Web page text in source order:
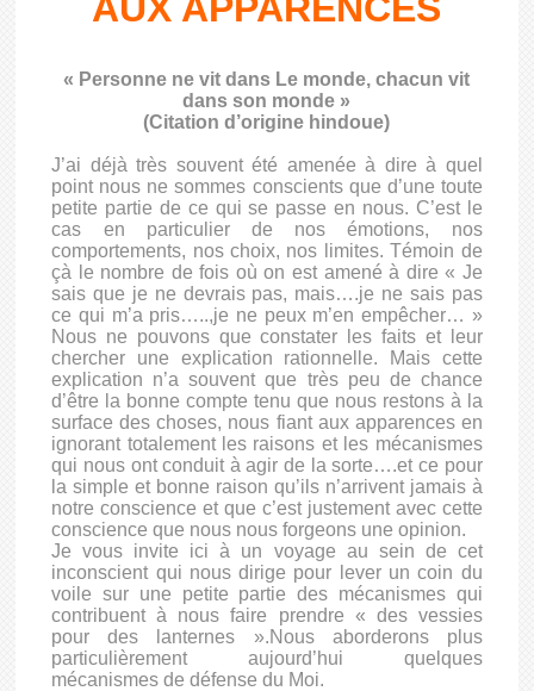
« Personne ne vit dans Le monde, chacun vit
dans son monde »
(Citation d’origine hindoue)
J’ai déjà très souvent été amenée à dire à quel
point nous ne sommes conscients que d’une toute
petite partie de ce qui se passe en nous. C’est le
cas en particulier de nos émotions, nos
comportements, nos choix, nos limites. Témoin de
çà le nombre de fois où on est amené à dire « Je
sais que je ne devrais pas, mais….je ne sais pas
ce qui m’a pris…..,je ne peux m’en empêcher… »
Nous ne pouvons que constater les faits et leur
chercher une explication rationnelle. Mais cette
explication n’a souvent que très peu de chance
d’être la bonne compte tenu que nous restons à la
surface des choses, nous fiant aux apparences en
ignorant totalement les raisons et les mécanismes
qui nous ont conduit à agir de la sorte….et ce pour
la simple et bonne raison qu’ils n’arrivent jamais à
notre conscience et que c’est justement avec cette
conscience que nous nous forgeons une opinion.
Je vous invite ici à un voyage au sein de cet
inconscient qui nous dirige pour lever un coin du
voile sur une petite partie des mécanismes qui
contribuent à nous faire prendre « des vessies
pour des lanternes ».Nous aborderons plus
particulièrement aujourd’hui quelques
mécanismes de défense du Moi.